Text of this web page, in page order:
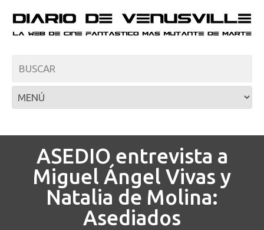
ASEDIO entrevista a
Miguel Ángel Vivas y
Natalia de Molina:
Asediados